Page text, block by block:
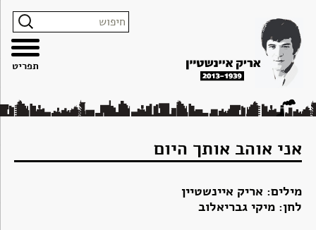
האתר
הצהרת
נגישות
לתוכן
קשר
אני אוהב אותך היום
מילים: אריק איינשטיין
לחן: מיקי גבריאלוב
תפריט